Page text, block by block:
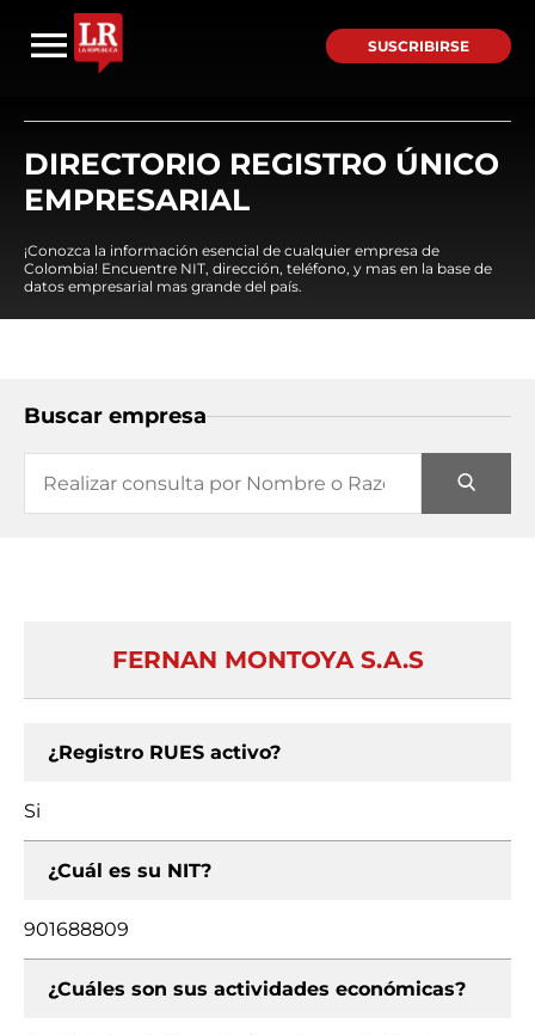
SUSCRIBIRSE
DIRECTORIO REGISTRO ÚNICO
EMPRESARIAL
¡Conozca la información esencial de cualquier empresa de
Colombia! Encuentre NIT, dirección, teléfono, y mas en la base de
datos empresarial mas grande del país.
Buscar empresa
FERNAN MONTOYA S.A.S
¿Registro RUES activo?
Si
¿Cuál es su NIT?
901688809
¿Cuáles son sus actividades económicas?